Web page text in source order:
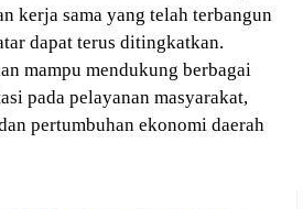
kerja sama yang telah terbangun
dapat terus ditingkatkan.
mampu mendukung berbagai
pada pelayanan masyarakat,
pertumbuhan ekonomi daerah